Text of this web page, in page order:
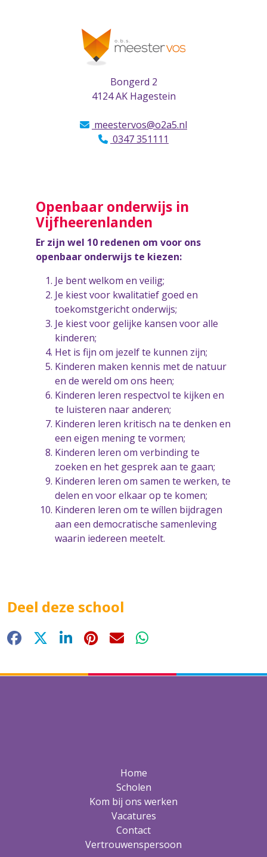
Bongerd 2
4124 AK Hagestein
meestervos@o2a5.nl
0347 351111
Openbaar onderwijs in
Vijfheerenlanden
Er zijn wel 10 redenen om voor ons
openbaar onderwijs te kiezen:
Je bent welkom en veilig;
Je kiest voor kwalitatief goed en
toekomstgericht onderwijs;
Je kiest voor gelijke kansen voor alle
kinderen;
Het is fijn om jezelf te kunnen zijn;
Kinderen maken kennis met de natuur
en de wereld om ons heen;
Kinderen leren respectvol te kijken en
te luisteren naar anderen;
Kinderen leren kritisch na te denken en
een eigen mening te vormen;
Kinderen leren om verbinding te
zoeken en het gesprek aan te gaan;
Kinderen leren om samen te werken, te
delen en voor elkaar op te komen;
Kinderen leren om te wíllen bijdragen
aan een democratische samenleving
waarin iedereen meetelt.
Deel deze school
Facebook LinkedInPinterestE-mailWhatsApp
Home
Scholen
Kom bij ons werken
Vacatures
Contact
Vertrouwenspersoon